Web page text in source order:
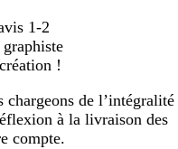
1-2
!
de l’intégralité
à la livraison des
compte.